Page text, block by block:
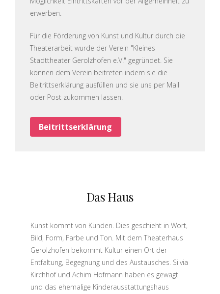
erwerben.
Für die Förderung von Kunst und Kultur durch die
Theaterarbeit wurde der Verein "Kleines
Stadttheater Gerolzhofen e.V." gegründet. Sie
können dem Verein beitreten indem sie die
Beitrittserklärung ausfüllen und sie uns per Mail
oder Post zukommen lassen.
Beitrittserklärung
Das Haus
Kunst kommt von Künden. Dies geschieht in Wort,
Bild, Form, Farbe und Ton. Mit dem Theaterhaus
Gerolzhofen bekommt Kultur einen Ort der
Entfaltung, Begegnung und des Austausches. Silvia
Kirchhof und Achim Hofmann haben es gewagt
und das ehemalige Kinderausstattungshaus